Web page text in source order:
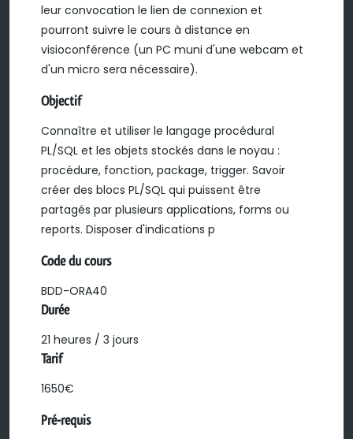
leur convocation le lien de connexion et
pourront suivre le cours à distance en
visioconférence (un PC muni d'une webcam et
d'un micro sera nécessaire).
Objectif
Connaître et utiliser le langage procédural
PL/SQL et les objets stockés dans le noyau :
procédure, fonction, package, trigger. Savoir
créer des blocs PL/SQL qui puissent être
partagés par plusieurs applications, forms ou
reports. Disposer d'indications p
Code du cours
BDD-ORA40
Durée
21 heures / 3 jours
Tarif
1650€
Pré-requis